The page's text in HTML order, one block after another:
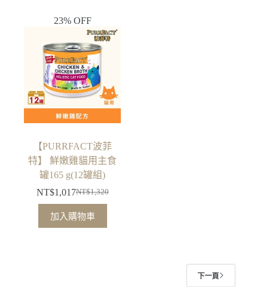
NT$2,400。
NT$1,848。
23% OFF
【PURRFACT波菲
特】 鮮嫩雞貓用主食
罐165 g(12罐組)
NT$1,320
始
價
NT$1,017
前
價
加入購物車
下一頁